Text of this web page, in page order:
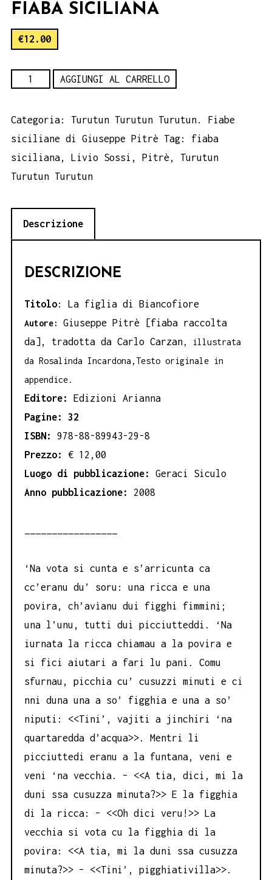
FIABA SICILIANA
€12.00
di
Biancofiore,
fiaba
siciliana
AGGIUNGI AL CARRELLO
Categoria: Turutun Turutun Turutun. Fiabe
siciliane di Giuseppe Pitrè
Tag: fiaba
siciliana, Livio Sossi , Pitrè , Turutun
Turutun Turutun
Descrizione
DESCRIZIONE
Titolo: La figlia di Biancofiore
Autore: Giuseppe Pitrè [fiaba raccolta
da], tradotta da Carlo Carzan, illustrata
da Rosalinda Incardona , Testo originale in
appendice.
Editore: Edizioni Arianna
Pagine: 32
ISBN: 978-88-89943-29-8
Prezzo: € 12,00
Luogo di pubblicazione: Geraci Siculo
Anno pubblicazione: 2008
‘Na vota si cunta e s’arricunta ca
cc’eranu du’ soru: una ricca e una
povira, ch’avìanu dui figghi fimmini;
una l’unu, tutti dui picciutteddi. ‘Na
iurnata la ricca chiamau a la povira e
si fici aiutari a fari lu pani. Comu
sfurnau, picchia cu’ cusuzzi minuti e ci
nni duna una a so’ figghia e una a so’
niputi: <<Tini’, vajiti a jinchiri ‘na
quartaredda d’acqua>>. Mentri li
picciuttedi eranu a la funtana, veni e
veni ‘na vecchia. – <<A tia, dici, mi la
duni ssa cusuzza minuta?>> E la figghia
di la ricca: – <<Oh dici veru!>> La
vecchia si vota cu la figghia di la
povira: <<A tia, mi la duni ssa cusuzza
minuta?>> – <<Tini’, pigghiativilla>>.